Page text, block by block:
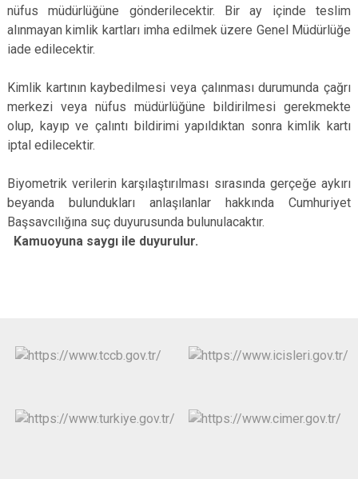
nüfus müdürlüğüne gönderilecektir. Bir ay içinde teslim
alınmayan kimlik kartları imha edilmek üzere Genel Müdürlüğe
iade edilecektir.
Kimlik kartının kaybedilmesi veya çalınması durumunda çağrı
merkezi veya nüfus müdürlüğüne bildirilmesi gerekmekte
olup, kayıp ve çalıntı bildirimi yapıldıktan sonra kimlik kartı
iptal edilecektir.
Biyometrik verilerin karşılaştırılması sırasında gerçeğe aykırı
beyanda bulundukları anlaşılanlar hakkında Cumhuriyet
Başsavcılığına suç duyurusunda bulunulacaktır.
Kamuoyuna saygı ile duyurulur.